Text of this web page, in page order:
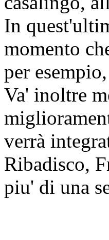
In
momento
per
Va' inoltre
verrà
Ribadisco,
piu' di una